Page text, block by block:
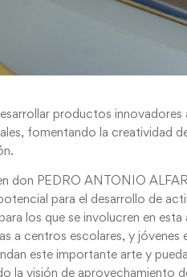
productos
fomentando la creatividad
don PEDRO ANTONIO
para el desarrollo de
los que se involucren en esta
a centros escolares, y
este importante arte y
la visión de aprovechamiento